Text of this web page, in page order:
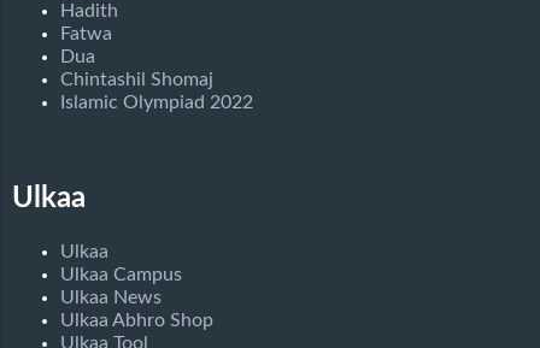
Hadith
Fatwa
Dua
Chintashil Shomaj
Islamic Olympiad 2022
Ulkaa
Ulkaa
Ulkaa Campus
Ulkaa News
Ulkaa Abhro Shop
Ulkaa Tool